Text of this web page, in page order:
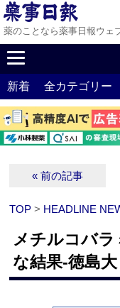
薬のことなら薬事日報ウェ
新着 全カテゴリー
« 前の記事
TOP > HEADLINE
メチルコバ
な結果‐徳島